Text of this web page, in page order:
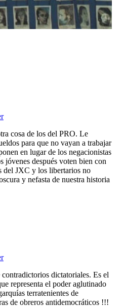
cosa de los del PRO. Le
para que no vayan a trabajar
en lugar de los negacionistas
jóvenes después voten bien con
del JXC y los libertarios no
y nefasta de nuestra historia
dictatoriales. Es el
representa el poder aglutinado
terratenientes de
de obreros antidemocráticos !!!